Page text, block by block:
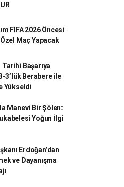
FIFA 2026 Öncesi
Maç Yapacak
Başarıya
3’lük Berabere ile
Yükseldi
Manevi Bir Şölen:
Yoğun İlgi
Erdoğan’dan
ve Dayanışma